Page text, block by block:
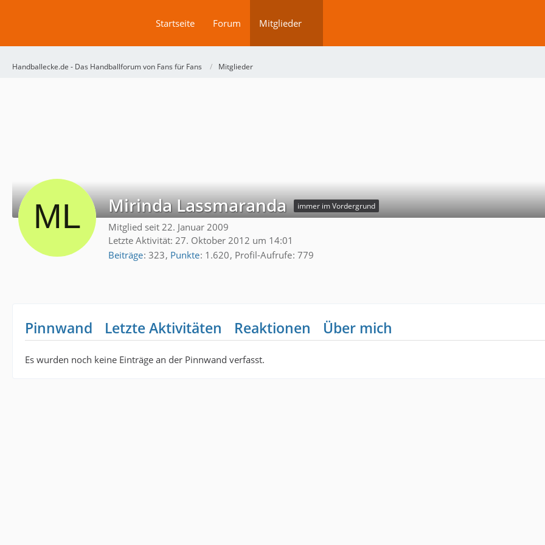
Startseite Forum Mitglieder
Handballecke.de - Das Handballforum von Fans für Fans Mitglieder
Mirinda Lassmaranda immer im Vordergrund
Mitglied seit 22. Januar 2009
Letzte Aktivität: 27. Oktober 2012 um 14:01
Beiträge 323 Punkte 1.620 Profil-Aufrufe 779
Pinnwand Letzte Aktivitäten Reaktionen Über mich
Es wurden noch keine Einträge an der Pinnwand verfasst.